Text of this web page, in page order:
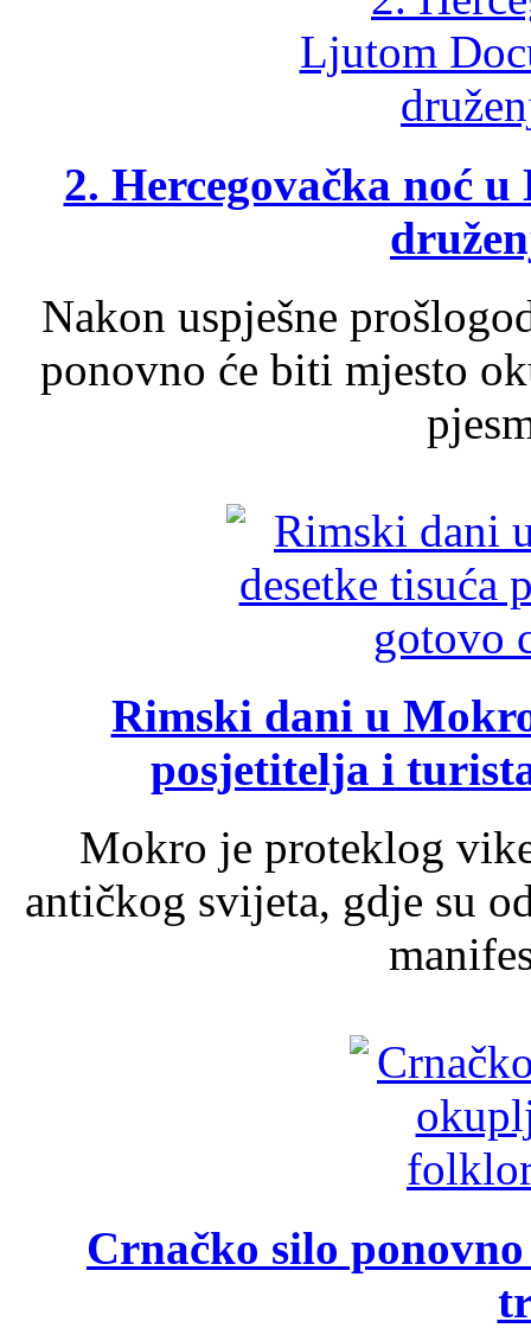
2. Hercegovačka noć
Nakon uspješne
ponovno će biti mjesto
Rimski dani u
posjetitelja i
Mokro je proteklog
antičkog svijeta, gdje su
Crnačko silo